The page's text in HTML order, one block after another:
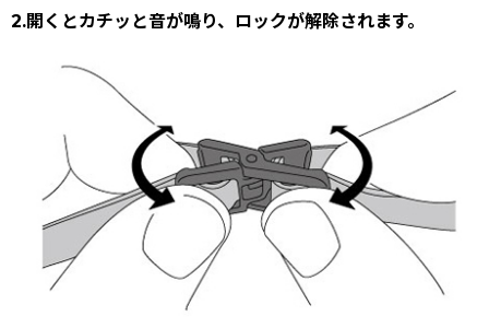
2.開くとカチッと音が鳴り、ロックが解除されます。